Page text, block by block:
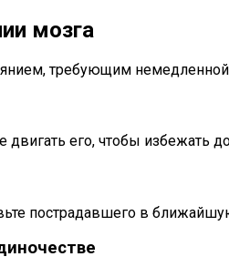
мозга
требующим
его, чтобы избежать
пострадавшего в